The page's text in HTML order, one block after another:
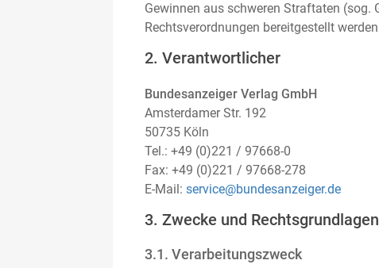
Gewinnen aus schweren Straftaten (sog.
Rechtsverordnungen bereitgestellt
2. Verantwortlicher
Bundesanzeiger Verlag GmbH
Amsterdamer Str. 192
50735 Köln
Tel.: +49 (0)221 / 97668-0
Fax: +49 (0)221 / 97668-278
E-Mail: service@bundesanzeiger.de
3. Zwecke und
3.1. Verarbeitungszweck